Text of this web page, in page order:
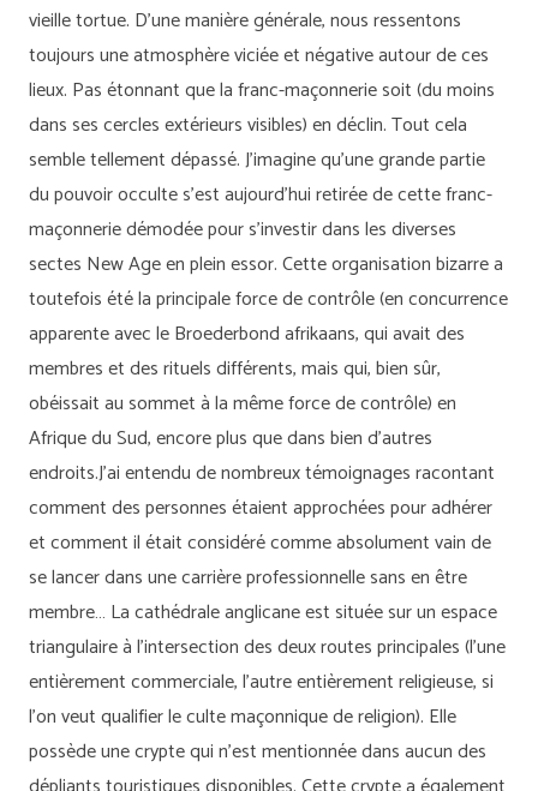
vieille tortue. D’une manière générale, nous ressentons
toujours une atmosphère viciée et négative autour de ces
lieux. Pas étonnant que la franc-maçonnerie soit (du moins
dans ses cercles extérieurs visibles) en déclin. Tout cela
semble tellement dépassé. J’imagine qu’une grande partie
du pouvoir occulte s’est aujourd’hui retirée de cette franc-
maçonnerie démodée pour s’investir dans les diverses
sectes New Age en plein essor. Cette organisation bizarre a
toutefois été la principale force de contrôle (en concurrence
apparente avec le Broederbond afrikaans, qui avait des
membres et des rituels différents, mais qui, bien sûr,
obéissait au sommet à la même force de contrôle) en
Afrique du Sud, encore plus que dans bien d’autres
endroits.J’ai entendu de nombreux témoignages racontant
comment des personnes étaient approchées pour adhérer
et comment il était considéré comme absolument vain de
se lancer dans une carrière professionnelle sans en être
membre… La cathédrale anglicane est située sur un espace
triangulaire à l’intersection des deux routes principales (l’une
entièrement commerciale, l’autre entièrement religieuse, si
l’on veut qualifier le culte maçonnique de religion). Elle
possède une crypte qui n’est mentionnée dans aucun des